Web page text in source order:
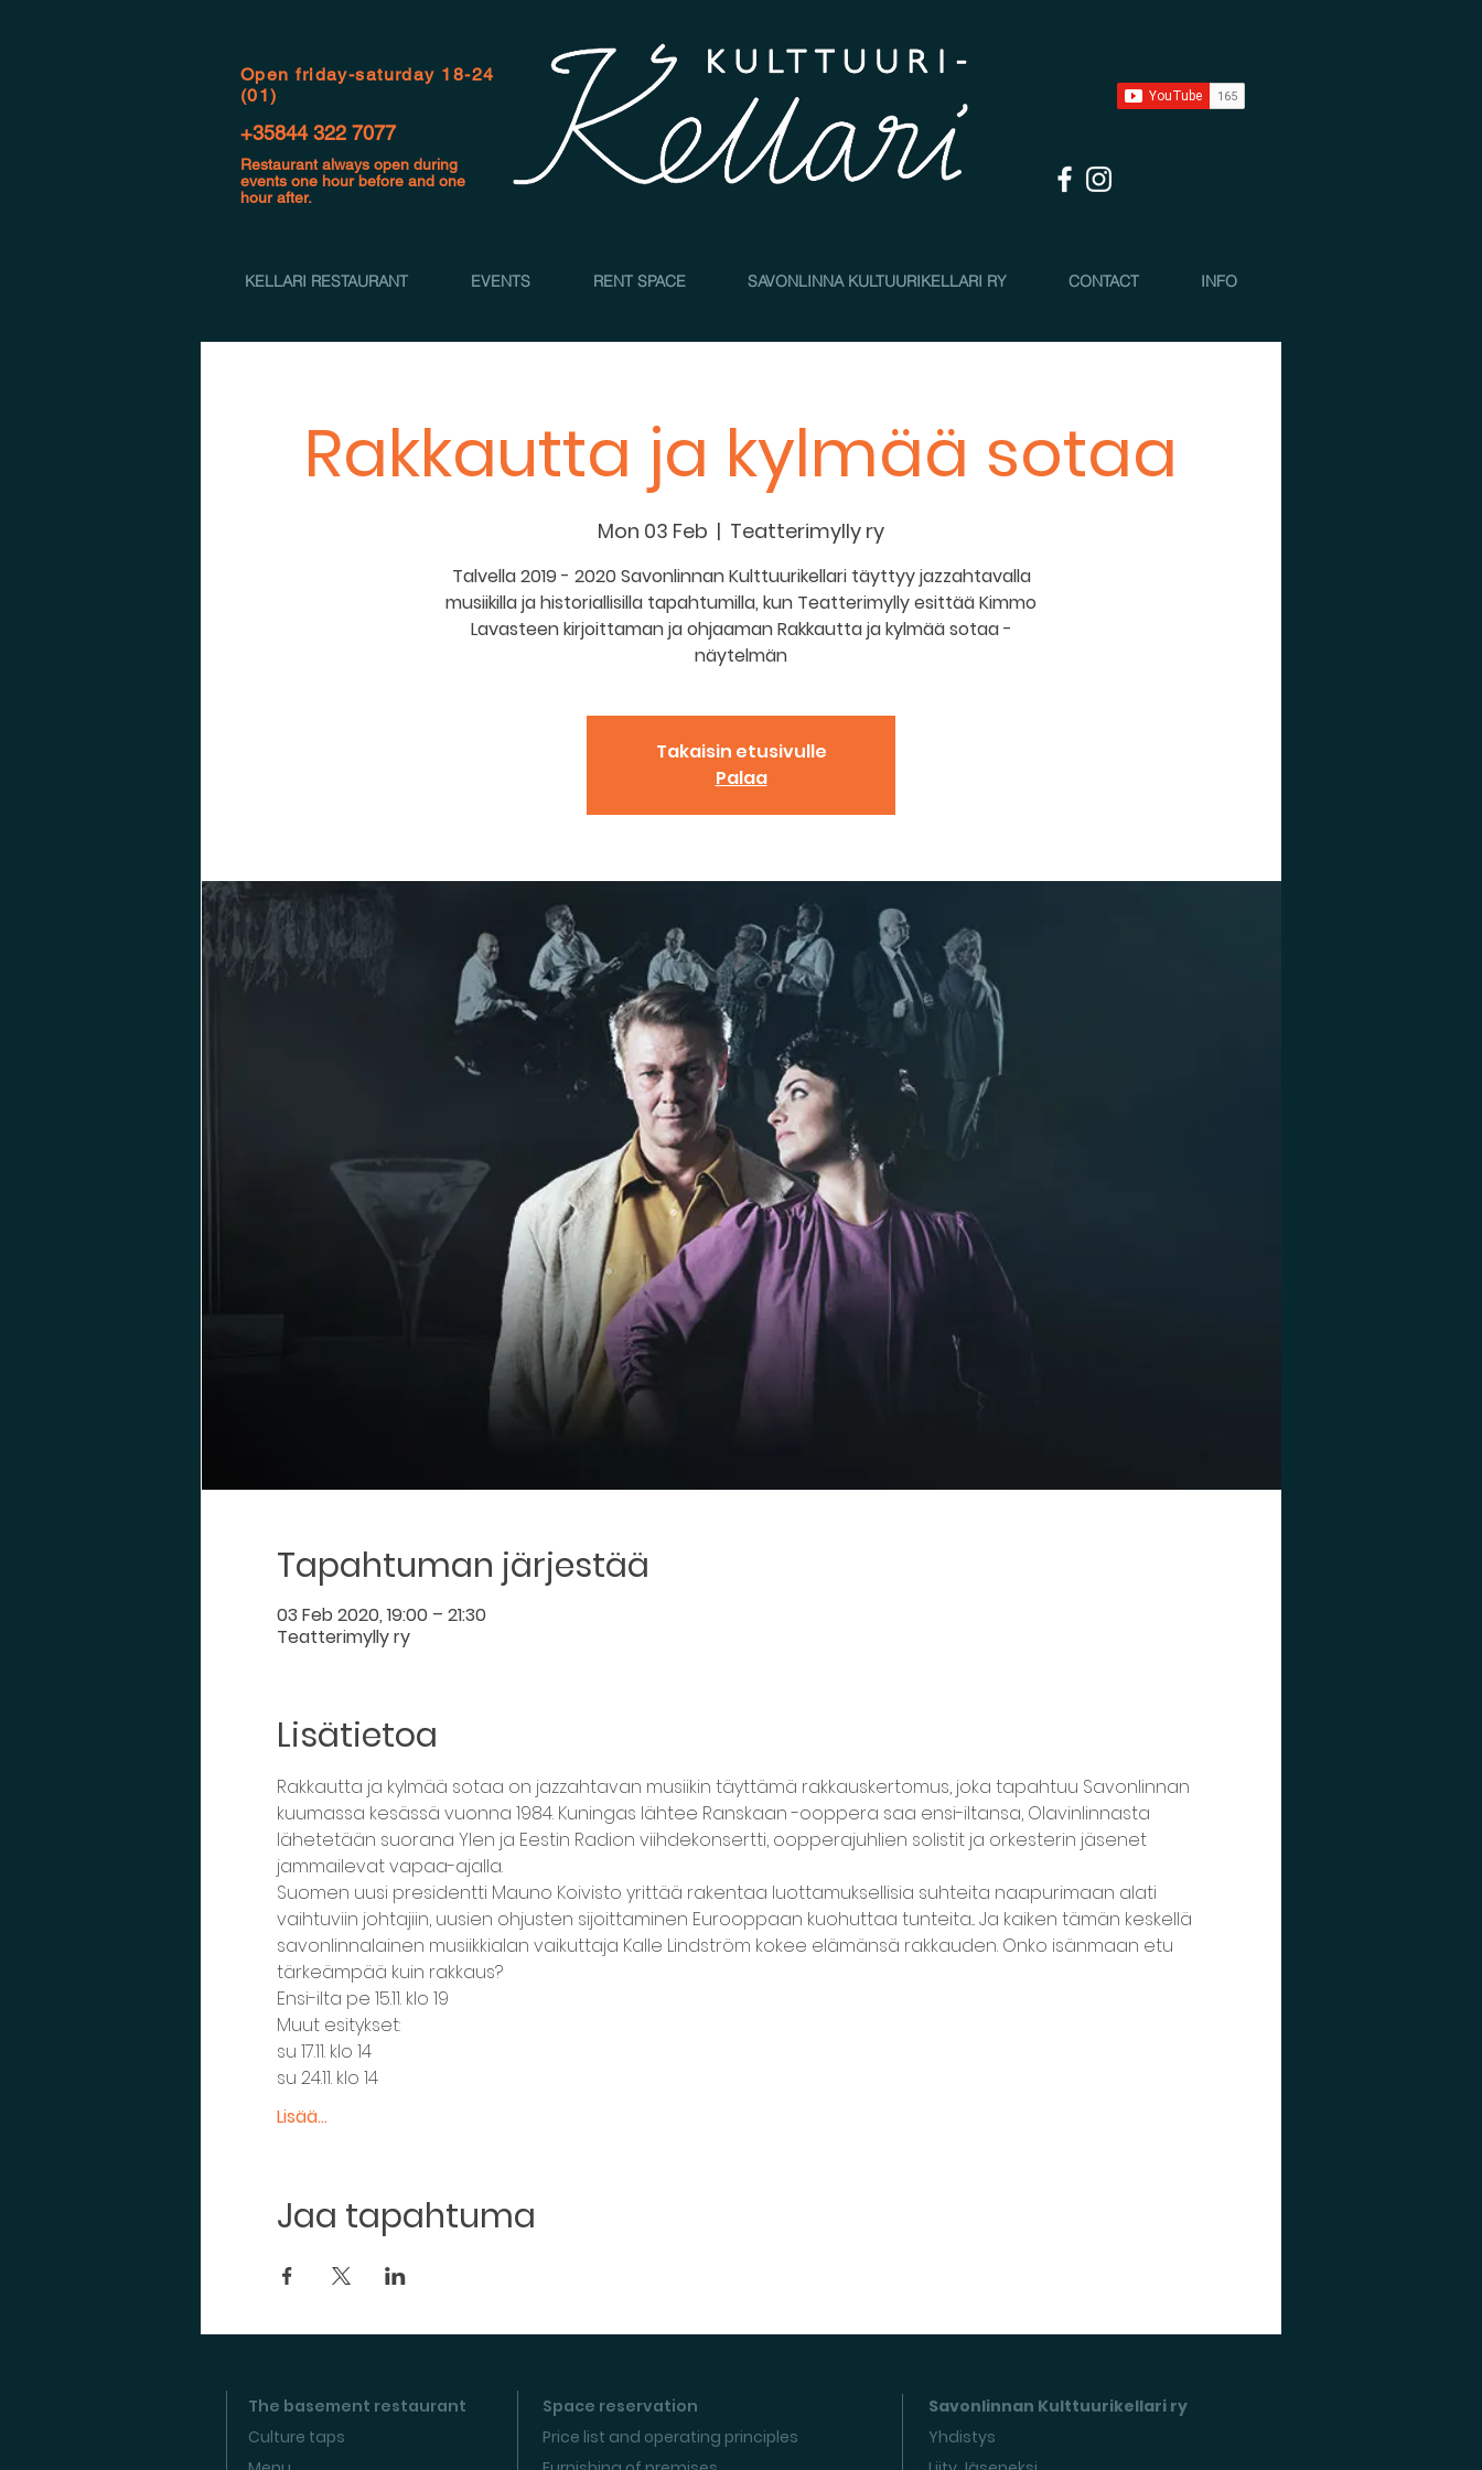
Open friday-saturday 18-24
(01)
+35844 322 7077
Restaurant always open during
events one hour before and one
hour after.
KELLARI RESTAURANT EVENTS RENT SPACE SAVONLINNA KULTUURIKELLARI RY CONTACT INFO
Rakkautta ja kylmää sotaa
Mon 03 Feb
  |
Teatterimylly ry
Talvella 2019 - 2020 Savonlinnan Kulttuurikellari täyttyy jazzahtavalla
musiikilla ja historiallisilla tapahtumilla, kun Teatterimylly esittää Kimmo
Lavasteen kirjoittaman ja ohjaaman Rakkautta ja kylmää sotaa -
näytelmän
Takaisin etusivulle
Palaa
Tapahtuman järjestää
03 Feb 2020, 19:00 – 21:30
Teatterimylly ry
Lisätietoa
Rakkautta ja kylmää sotaa on jazzahtavan musiikin täyttämä rakkauskertomus, joka tapahtuu Savonlinnan
kuumassa kesässä vuonna 1984. Kuningas lähtee Ranskaan -ooppera saa ensi-iltansa, Olavinlinnasta
lähetetään suorana Ylen ja Eestin Radion viihdekonsertti, oopperajuhlien solistit ja orkesterin jäsenet
jammailevat vapaa-ajalla.
Suomen uusi presidentti Mauno Koivisto yrittää rakentaa luottamuksellisia suhteita naapurimaan alati
vaihtuviin johtajiin, uusien ohjusten sijoittaminen Eurooppaan kuohuttaa tunteita... Ja kaiken tämän keskellä
savonlinnalainen musiikkialan vaikuttaja Kalle Lindström kokee elämänsä rakkauden. Onko isänmaan etu
tärkeämpää kuin rakkaus?
Ensi-ilta pe 15.11. klo 19
Muut esitykset:
su 17.11. klo 14
su 24.11. klo 14
Lisää...
Jaa tapahtuma
The basement restaurant
Culture taps
Space reservation
Price list and operating principles
Savonlinnan Kulttuurikellari ry
Yhdistys